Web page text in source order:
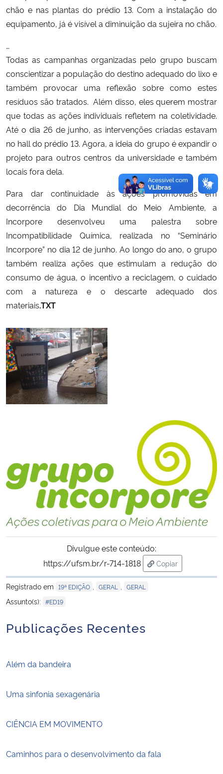
chão e nas plantas do prédio 13. Com a instalação do
equipamento, já é visível a diminuição da sujeira no chão.
…
Todas as campanhas organizadas pelo grupo buscam
conscientizar a população do destino adequado do lixo e
também provocar uma reflexão sobre como estes
resíduos são tratados. Além disso, eles querem mostrar
que todas as ações individuais refletem na coletividade.
Até o dia 26 de junho, as intervenções criadas estavam
no hall do prédio 13. Agora, a ideia do grupo é expandir o
projeto para outros centros da universidade e também
locais fora dela.
Para dar continuidade às ações promovidas em
decorrência do Dia Mundial do Meio Ambiente, a
Incorpore desenvolveu uma palestra sobre
Incompatibilidade Química, realizada no “Seminário
Incorpore” no dia 12 de junho. Ao longo do ano, o grupo
também realiza ações que estimulam a redução do
consumo de água, o incentivo a reciclagem, o cuidado
com a natureza e o descarte adequado dos
materiais.TXT
Divulgue este conteúdo:
https://ufsm.br/r-714-1818
Copiar
para área de
Registrado em 19ª EDIÇÃO GERAL GERAL
Assunto(s): #ED19
Publicações Recentes
Além da bandeira
Uma sinfonia sexagenária
CIÊNCIA EM MOVIMENTO
Caminhos para o desenvolvimento da fala